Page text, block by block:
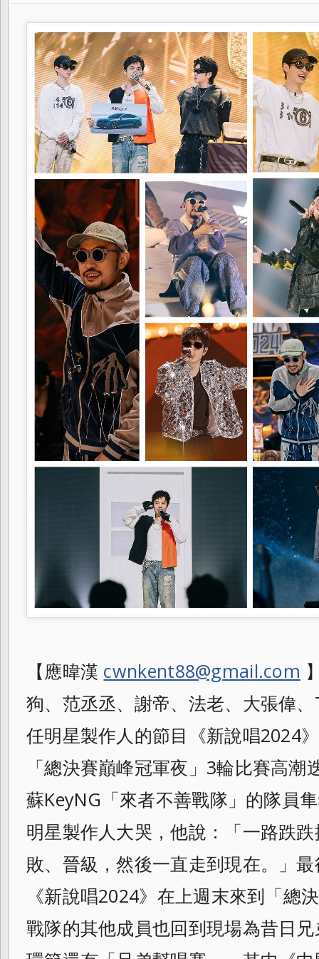
【應暐漢 cwnkent88@gmail.com
狗、范丞丞、謝帝、法老、大張偉
任明星製作人的節目《新說唱2024
「總決賽巔峰冠軍夜」3輪比賽高潮
蘇KeyNG「來者不善戰隊」的隊員
明星製作人大哭，他說：「一路跌
敗、晉級，然後一直走到現在。」
《新說唱2024》在上週末來到「總
戰隊的其他成員也回到現場為昔日